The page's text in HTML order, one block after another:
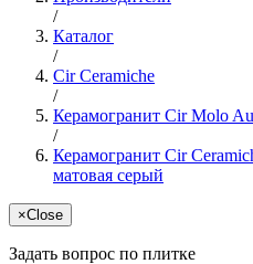
/
Каталог
/
Cir Ceramiche
/
Керамогранит Cir Molo
/
Керамогранит Cir
матовая серый
×Close
Задать вопрос по плитке